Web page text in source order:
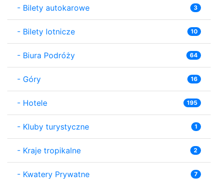
- Bilety autokarowe 3
- Bilety lotnicze 10
- Biura Podróży 64
- Góry 16
- Hotele 195
- Kluby turystyczne 1
- Kraje tropikalne 2
- Kwatery Prywatne 7